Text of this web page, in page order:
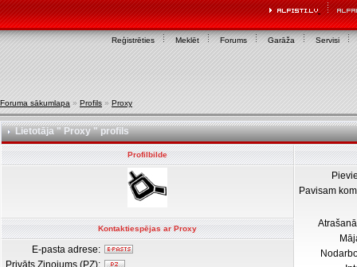
Reģistrēties Meklēt Forums Garāža Servisi
Foruma sākumlapa » Profils » Proxy
Lietotāja " Proxy " profils
Profilbilde
Pavisam
Kontaktiespējas ar Proxy
E-pasta adrese:
Privāts Ziņojums (PZ):